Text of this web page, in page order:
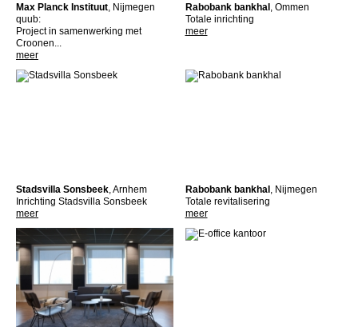
Max Planck Instituut, Nijmegen
quub:
Project in samenwerking met
Croonen...
meer
Rabobank bankhal , Ommen
Totale inrichting
meer
Stadsvilla Sonsbeek, Arnhem
Inrichting Stadsvilla Sonsbeek
meer
Rabobank bankhal , Nijmegen
Totale revitalisering
meer